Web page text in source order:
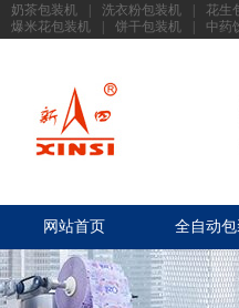
奶茶包装机 洗衣粉包装机 花生
爆米花包装机
饼干包装机 中药
网站首页 全自动